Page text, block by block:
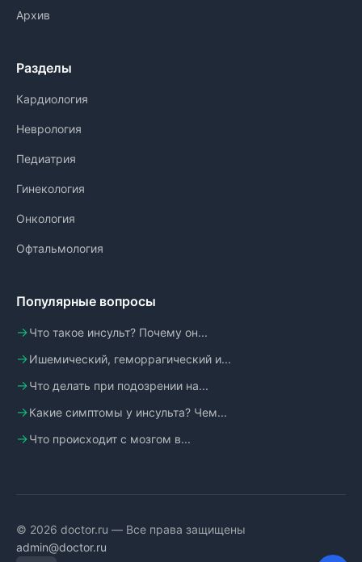
Архив
Разделы
Кардиология
Неврология
Педиатрия
Гинекология
Онкология
Офтальмология
Популярные вопросы
Что такое инсульт? Почему он...
Ишемический, геморрагический и...
Что делать при подозрении на...
Какие симптомы у инсульта? Чем...
Что происходит с мозгом в...
© 2026 doctor.ru — Все права защищены
admin@doctor.ru